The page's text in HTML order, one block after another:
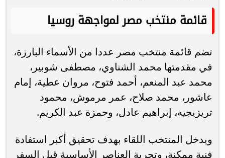
قائمة منتخب مصر لمواجهة روسيا
تضم قائمة منتخب مصر عددا من الأسماء البارزة،
في مقدمتها محمد الشناوي، مصطفى شوبير،
محمد عبد المنعم، أحمد فتوح، مروان عطية، إمام
عاشور، محمد صلاح، عمر مرموش، محمود
تريزيجيه، إبراهيم عادل، وحمزة عبد الكريم.
ويدخل المنتخب اللقاء بهدف تحقيق أكبر استفادة
فنية ممكنة، وتجربة العناصر الأساسية قبل السفر